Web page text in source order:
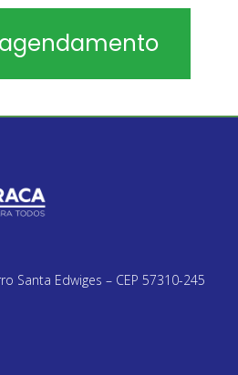
Santa Edwiges – CEP 57310-245